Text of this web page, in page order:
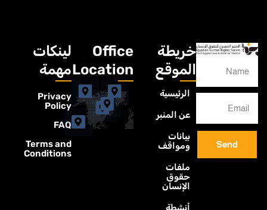
Send
خريطة
الموقع
الرئيسية
عن المنبر
بيانات
ومواقف
ملفات
حقوق
الإنسان
أنشطة
Office
Location
لينكات
مهمة
Privacy
Policy
FAQ
Terms and
Conditions